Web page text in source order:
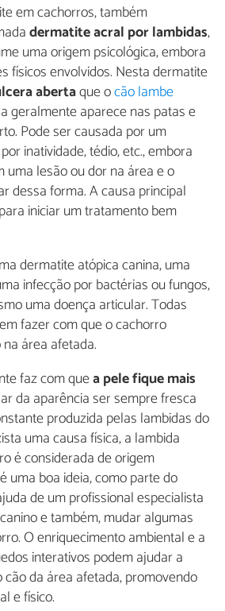
em cachorros, também
dermatite acral por lambidas,
uma origem psicológica, embora
físicos envolvidos. Nesta dermatite
abertaque ocão lambe
geralmente aparece nas patas e
Pode ser causada por um
inatividade, tédio, etc., embora
uma lesão ou dor na área e o
dessa forma. A causa principal
iniciar um tratamento bem
dermatite atópica canina, uma
infecção por bactérias ou fungos,
uma doença articular. Todas
fazer com que o cachorro
área afetada.
faz com quea pele fique mais
da aparência ser sempre fresca
produzida pelas lambidas do
uma causa física, a lambida
é considerada de origem
uma boa ideia, como parte do
de um profissional especialista
e também, mudar algumas
O enriquecimento ambiental e a
interativos podem ajudar a
da área afetada, promovendo
e físico.